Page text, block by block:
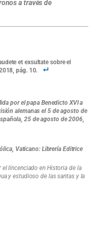
a través de
et exsultate sobre el
pág. 10.
por el papa Benedicto XVI a
alemanas el 5 de agosto de
25 de agosto de 2006,
Vaticano: Librería Editrice
lincenciado en Historia de la
y estudioso de las santas y la